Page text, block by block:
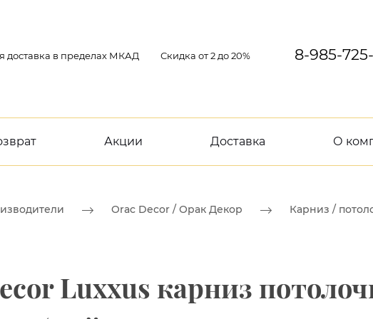
доставка в пределах МКАД Скидка от 2 до 20% 8-985-
Акции Доставка О
Orac Decor / Орак Декор Карниз /
Luxxus карниз